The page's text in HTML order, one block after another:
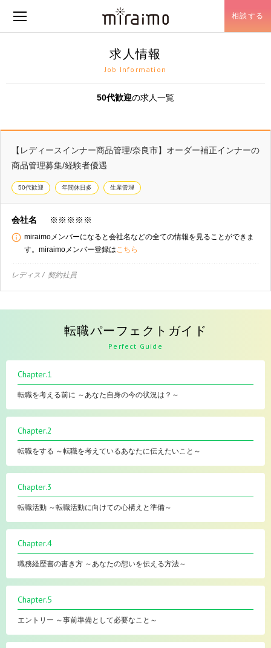
相談する
求人情報
Job Information
50代歓迎の求人一覧
【レディースインナー商品管理/奈良市】オーダー補正インナーの
商品管理募集/経験者優遇
50代歓迎 年間休日多 生産管理
会社名 ※※※※※
miraimoメンバーになると会社名などの全ての情報を見ることができま
す。miraimoメンバー登録はこちら
レディス 契約社員
転職パーフェクトガイド
Perfect Guide
Chapter.1
転職を考える前に ～あなた自身の今の状況は？～
Chapter.2
転職をする ～転職を考えているあなたに伝えたいこと～
Chapter.3
転職活動 ～転職活動に向けての心構えと準備～
Chapter.4
職務経歴書の書き方 ～あなたの想いを伝える方法～
Chapter.5
エントリー ～事前準備として必要なこと～